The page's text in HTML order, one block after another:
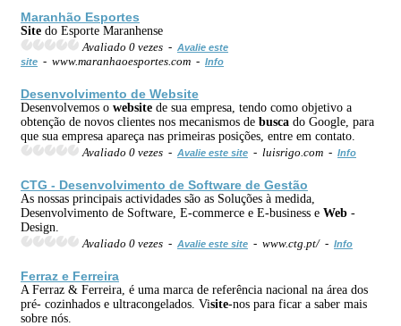
Maranhão Esportes
Site do Esporte Maranhense
Avaliado 0 vezes - Avalie este
site - www.maranhaoesportes.com - Info
Desenvolvimento de Website
Desenvolvemos o website de sua empresa, tendo como objetivo a
obtenção de novos clientes nos mecanismos de busca do Google, para
que sua empresa apareça nas primeiras posições, entre em contato.
Avaliado 0 vezes - Avalie este site - luisrigo.com - Info
CTG - Desenvolvimento de Software de Gestão
As nossas principais actividades são as Soluções à medida,
Desenvolvimento de Software, E-commerce e E-business e Web -
Design.
Avaliado 0 vezes - Avalie este site - www.ctg.pt/ - Info
Ferraz e Ferreira
A Ferraz & Ferreira, é uma marca de referência nacional na área dos
pré- cozinhados e ultracongelados. Visite-nos para ficar a saber mais
sobre nós.